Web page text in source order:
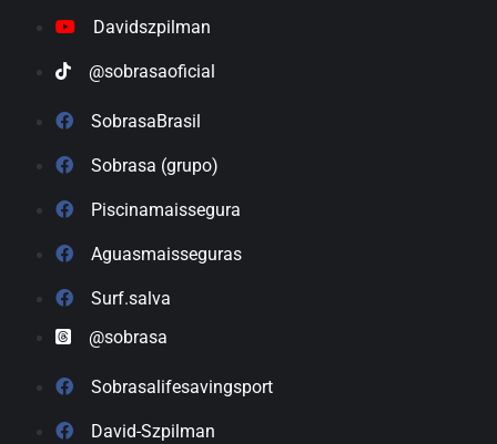
Davidszpilman
@sobrasaoficial
SobrasaBrasil
Sobrasa (grupo)
Piscinamaissegura
Aguasmaisseguras
Surf.salva
@sobrasa
Sobrasalifesavingsport
David-Szpilman